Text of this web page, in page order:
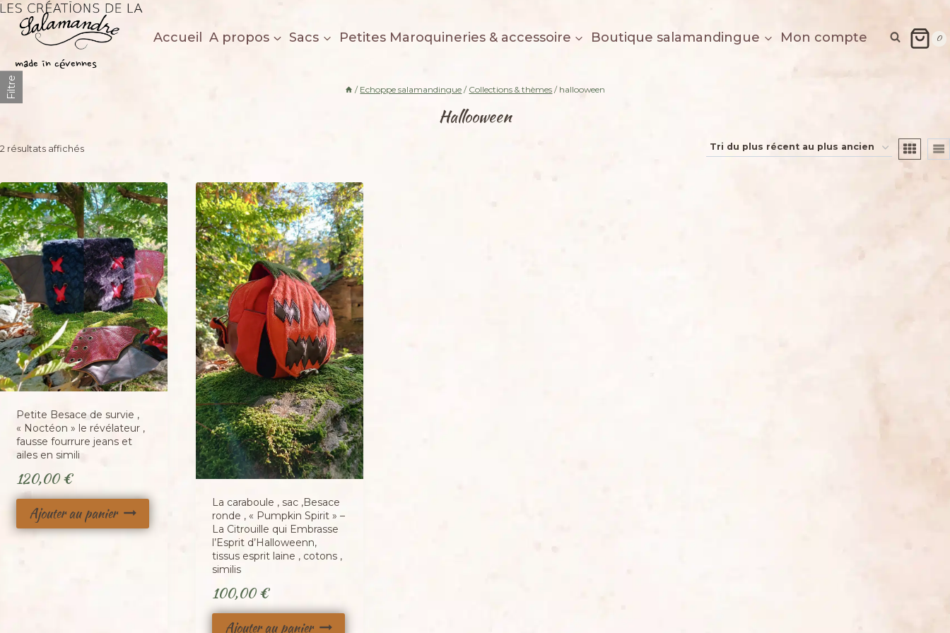
Aller
contenu
Les créations de la salamandre
made in cévennes
Accueil A propos Sacs Petites Maroquineries & accessoire Boutique salamandingue Mon compte 0
/ Echoppe salamandingue / Collections & thèmes / hallooween
Hallooween
2 résultats affichésTrié
plus
récent
au
plus
ancien
Petite Besace de survie ,
« Noctéon » le révélateur ,
fausse fourrure jeans et
ailes en simili
120,00€
Ajouter au panier
La caraboule , sac ,Besace
ronde , « Pumpkin Spirit » –
La Citrouille qui Embrasse
l’Esprit d’Halloweenn,
tissus esprit laine , cotons ,
similis
100,00€
Ajouter au panier
Filtre